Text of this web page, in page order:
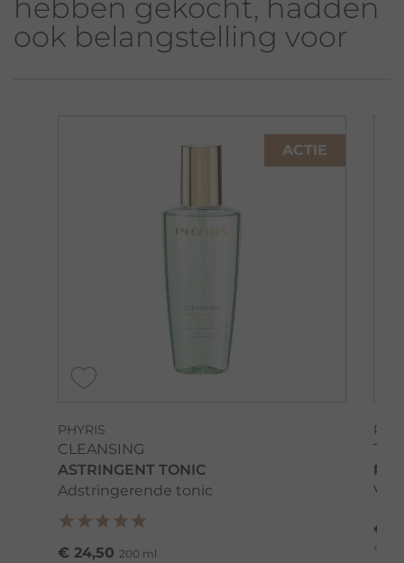
hebben gekocht, hadden
ook belangstelling voor
ACTIE
PHYRIS
CLEANSING
ASTRINGENT TONIC
Adstringerende tonic
€ 24,50 200 ml
€
€